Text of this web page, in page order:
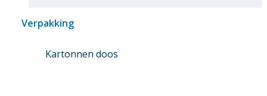
Verpakking
Kartonnen doos